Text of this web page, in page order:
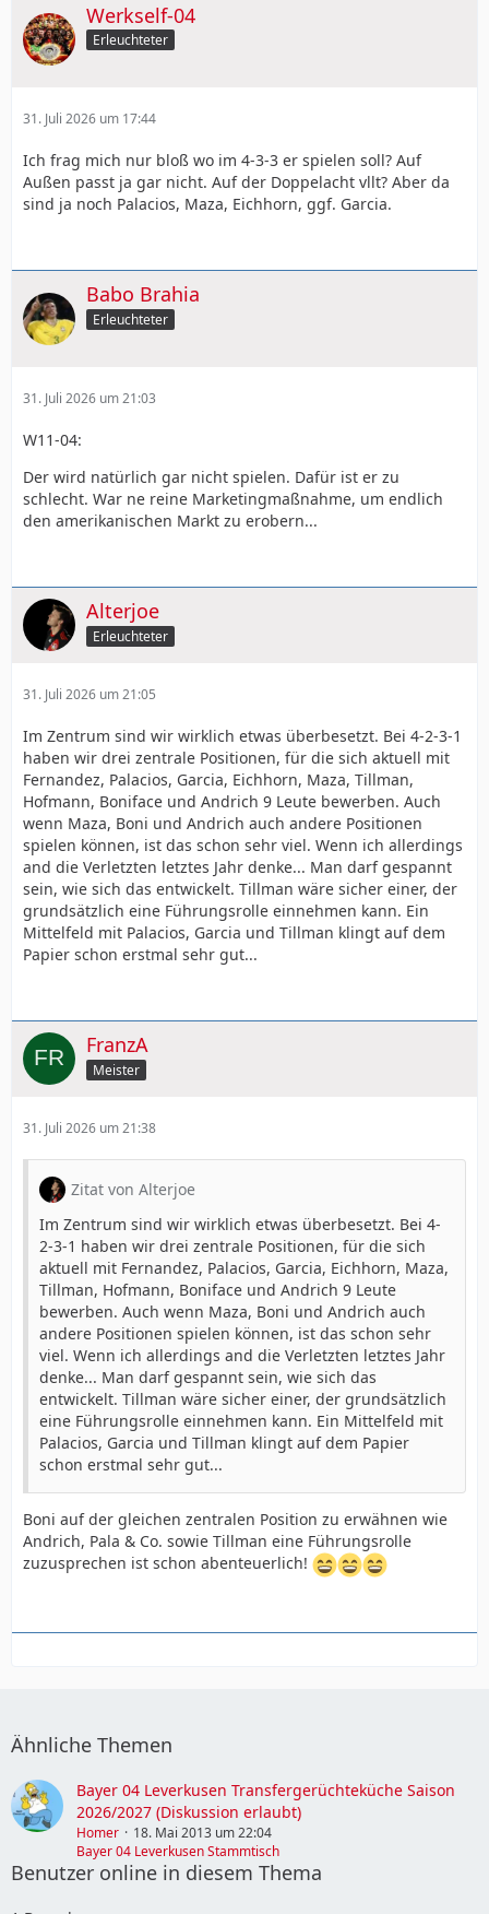
Werkself-04
Erleuchteter
31. Juli 2026 um 17:44
Ich frag mich nur bloß wo im 4-3-3 er spielen soll? Auf
Außen passt ja gar nicht. Auf der Doppelacht vllt? Aber da
sind ja noch Palacios, Maza, Eichhorn, ggf. Garcia.
Babo Brahia
Erleuchteter
31. Juli 2026 um 21:03
W11-04:
Der wird natürlich gar nicht spielen. Dafür ist er zu
schlecht. War ne reine Marketingmaßnahme, um endlich
den amerikanischen Markt zu erobern...
Alterjoe
Erleuchteter
31. Juli 2026 um 21:05
Im Zentrum sind wir wirklich etwas überbesetzt. Bei 4-2-3-1
haben wir drei zentrale Positionen, für die sich aktuell mit
Fernandez, Palacios, Garcia, Eichhorn, Maza, Tillman,
Hofmann, Boniface und Andrich 9 Leute bewerben. Auch
wenn Maza, Boni und Andrich auch andere Positionen
spielen können, ist das schon sehr viel. Wenn ich allerdings
and die Verletzten letztes Jahr denke... Man darf gespannt
sein, wie sich das entwickelt. Tillman wäre sicher einer, der
grundsätzlich eine Führungsrolle einnehmen kann. Ein
Mittelfeld mit Palacios, Garcia und Tillman klingt auf dem
Papier schon erstmal sehr gut...
FranzA
Meister
31. Juli 2026 um 21:38
Zitat von Alterjoe
Im Zentrum sind wir wirklich etwas überbesetzt. Bei 4-
2-3-1 haben wir drei zentrale Positionen, für die sich
aktuell mit Fernandez, Palacios, Garcia, Eichhorn, Maza,
Tillman, Hofmann, Boniface und Andrich 9 Leute
bewerben. Auch wenn Maza, Boni und Andrich auch
andere Positionen spielen können, ist das schon sehr
viel. Wenn ich allerdings and die Verletzten letztes Jahr
denke... Man darf gespannt sein, wie sich das
entwickelt. Tillman wäre sicher einer, der grundsätzlich
eine Führungsrolle einnehmen kann. Ein Mittelfeld mit
Palacios, Garcia und Tillman klingt auf dem Papier
schon erstmal sehr gut...
Boni auf der gleichen zentralen Position zu erwähnen wie
Andrich, Pala & Co. sowie Tillman eine Führungsrolle
zuzusprechen ist schon abenteuerlich!
Ähnliche Themen
Bayer 04 Leverkusen Transfergerüchteküche Saison
2026/2027 (Diskussion erlaubt)
Homer
18. Mai 2013 um 22:04
Bayer 04 Leverkusen Stammtisch
Benutzer online in diesem Thema